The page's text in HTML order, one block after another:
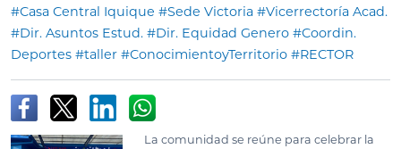
#Casa Central Iquique #Sede Victoria #Vicerrectoría Acad.
#Dir. Asuntos Estud. #Dir. Equidad Genero #Coordin.
Deportes #taller #ConocimientoyTerritorio #RECTOR
La comunidad se reúne para celebrar la